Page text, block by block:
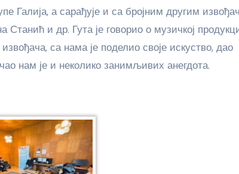
Галија, а сарађује и са бројним другим
и др. Гута је говорио о музичкој
са нама је поделио своје искуство, дао
нам је и неколико занимљивих анегдота.